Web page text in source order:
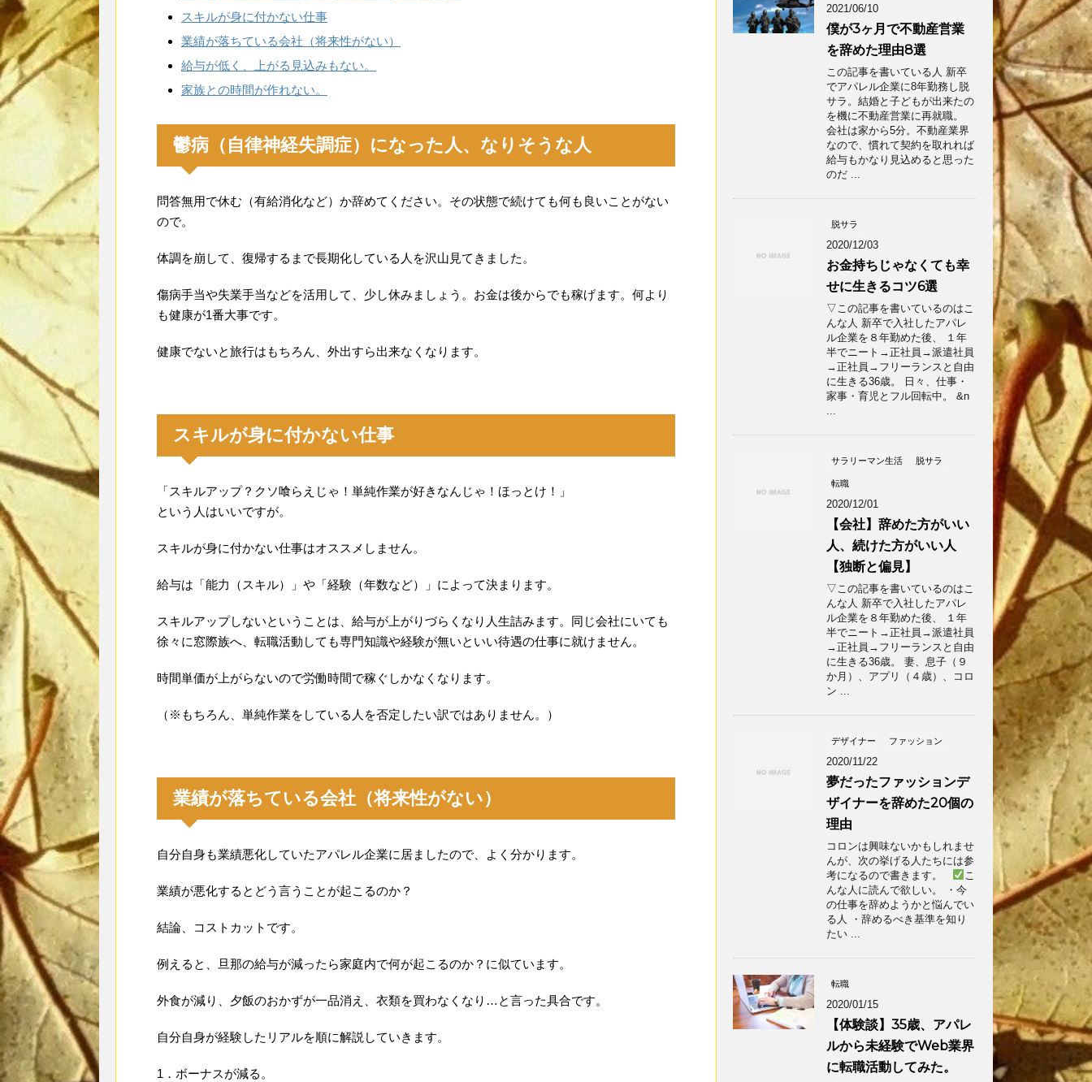
スキルが身に付かない仕事
業績が落ちている会社（将来性がない）
給与が低く、上がる見込みもない。
家族との時間が作れない。
鬱病（自律神経失調症）になった人、なりそうな人
問答無用で休む（有給消化など）か辞めてください。その状態で続けても何も良いことがない
ので。
体調を崩して、復帰するまで長期化している人を沢山見てきました。
傷病手当や失業手当などを活用して、少し休みましょう。お金は後からでも稼げます。何より
も健康が1番大事です。
健康でないと旅行はもちろん、外出すら出来なくなります。
スキルが身に付かない仕事
「スキルアップ？クソ喰らえじゃ！単純作業が好きなんじゃ！ほっとけ！」
という人はいいですが。
スキルが身に付かない仕事はオススメしません。
給与は「能力（スキル）」や「経験（年数など）」によって決まります。
スキルアップしないということは、給与が上がりづらくなり人生詰みます。同じ会社にいても
徐々に窓際族へ、転職活動しても専門知識や経験が無いといい待遇の仕事に就けません。
時間単価が上がらないので労働時間で稼ぐしかなくなります。
（※もちろん、単純作業をしている人を否定したい訳ではありません。）
業績が落ちている会社（将来性がない）
自分自身も業績悪化していたアパレル企業に居ましたので、よく分かります。
業績が悪化するとどう言うことが起こるのか？
結論、コストカットです。
例えると、旦那の給与が減ったら家庭内で何が起こるのか？に似ています。
外食が減り、夕飯のおかずが一品消え、衣類を買わなくなり…と言った具合です。
自分自身が経験したリアルを順に解説していきます。
1．ボーナスが減る。
2021/06/10
僕が3ヶ月で不動産営業
を辞めた理由8選
この記事を書いている人 新卒
でアパレル企業に8年勤務し脱
サラ。結婚と子どもが出来たの
を機に不動産営業に再就職。
会社は家から5分。不動産業界
なので、慣れて契約を取れれば
給与もかなり見込めると思った
のだ ...
脱サラ
2020/12/03
お金持ちじゃなくても幸
せに生きるコツ6選
▽この記事を書いているのはこ
んな人 新卒で入社したアパレ
ル企業を８年勤めた後、 １年
半でニート→正社員→派遣社員
→正社員→フリーランスと自由
に生きる36歳。 日々、仕事・
家事・育児とフル回転中。 &n
...
サラリーマン生活 脱サラ
転職
2020/12/01
【会社】辞めた方がいい
人、続けた方がいい人
【独断と偏見】
▽この記事を書いているのはこ
んな人 新卒で入社したアパレ
ル企業を８年勤めた後、 １年
半でニート→正社員→派遣社員
→正社員→フリーランスと自由
に生きる36歳。 妻、息子（９
か月）、アプリ（４歳）、コロ
ン ...
デザイナー ファッション
2020/11/22
夢だったファッションデ
ザイナーを辞めた20個の
理由
コロンは興味ないかもしれませ
んが、次の挙げる人たちには参
考になるので書きます。
こ
んな人に読んで欲しい。 ・今
の仕事を辞めようかと悩んでい
る人 ・辞めるべき基準を知り
たい ...
転職
2020/01/15
【体験談】35歳、アパレ
ルから未経験でWeb業界
に転職活動してみた。